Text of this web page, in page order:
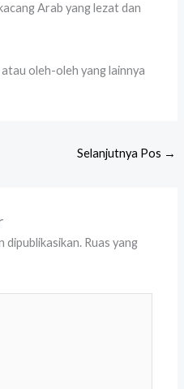
Arab yang lezat dan
oleh-oleh yang lainnya
Selanjutnya Pos →
dipublikasikan. Ruas yang